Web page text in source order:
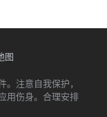
图
注意自我保护，
用伤身。合理安排